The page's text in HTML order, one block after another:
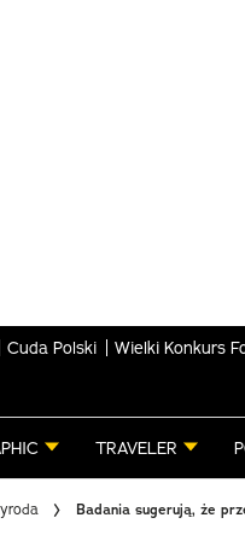
Cuda Polski Wielki Konkurs
TRAVELER
Badania sugerują, że